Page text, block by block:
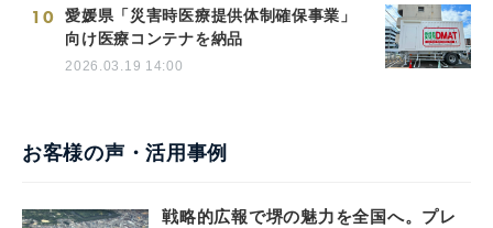
10
愛媛県「災害時医療提供体制確保事業」
向け医療コンテナを納品
2026.03.19 14:00
お客様の声・活用事例
戦略的広報で堺の魅力を全国へ。プレ